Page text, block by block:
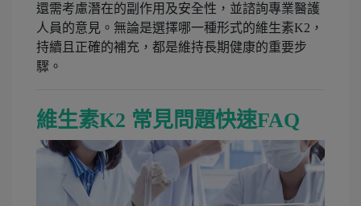
還需考慮潛在的副作用及安全性，並諮詢專業醫護
人員的意見。無論是選擇哪一種形式的維生素K2，
持續且正確的補充，都是維持長期健康的重要步
驟。
維生素K2 常見問題快速FAQ